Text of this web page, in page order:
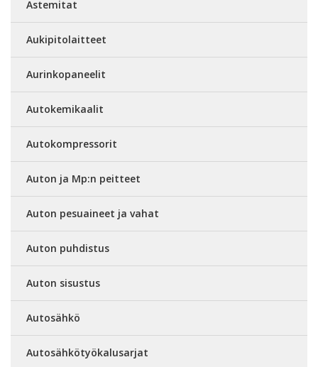
Astemitat
Aukipitolaitteet
Aurinkopaneelit
Autokemikaalit
Autokompressorit
Auton ja Mp:n peitteet
Auton pesuaineet ja vahat
Auton puhdistus
Auton sisustus
Autosähkö
Autosähkötyökalusarjat